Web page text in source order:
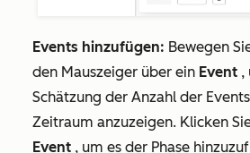
Events hinzufügen: Bewegen
den Mauszeiger über ein Event ,
Schätzung der Anzahl der
Zeitraum anzuzeigen. Klicken
Event , um es der Phase